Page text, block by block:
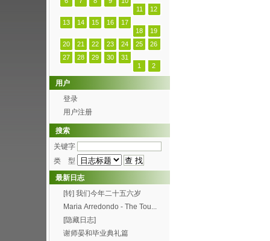
11
12
13
14 15 16
17
18
19
20
21 22 23 24 25
26
27
28 29 30
31
1
2
用户
登录
用户注册
搜索
关键字
类 型
最新日志
[转] 我们今年二十五六岁
Maria Arredondo - The Tou...
[隐藏日志]
谢师晏和毕业典礼篇